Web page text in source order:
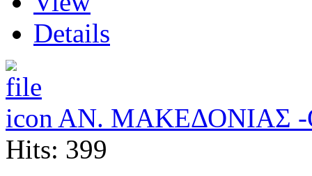
Details
ΑΝ. ΜΑΚΕΔΟΝΙΑΣ
Hits: 399